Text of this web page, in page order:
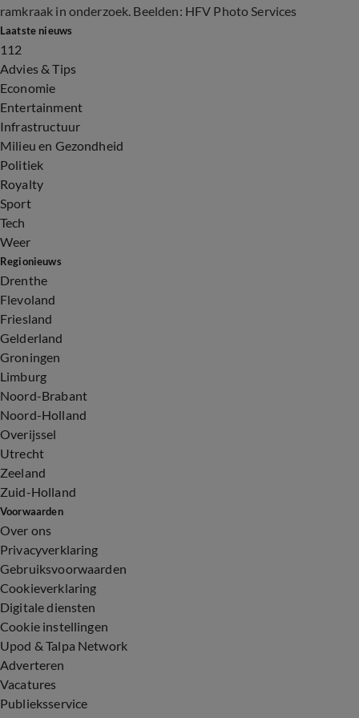
ramkraak in onderzoek. Beelden: HFV Photo Services
Laatste nieuws
112
Advies & Tips
Economie
Entertainment
Infrastructuur
Milieu en Gezondheid
Politiek
Royalty
Sport
Tech
Weer
Regionieuws
Drenthe
Flevoland
Friesland
Gelderland
Groningen
Limburg
Noord-Brabant
Noord-Holland
Overijssel
Utrecht
Zeeland
Zuid-Holland
Voorwaarden
Over ons
Privacyverklaring
Gebruiksvoorwaarden
Cookieverklaring
Digitale diensten
Cookie instellingen
Upod & Talpa Network
Adverteren
Vacatures
Publieksservice